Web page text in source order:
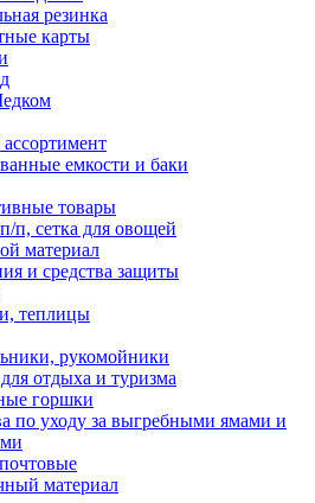
резинка
карты
емкости и баки
товары
п, сетка для овощей
материал
и средства защиты
теплицы
рукомойники
отдыха и туризма
горшки
по уходу за выгребными ямами и
материал